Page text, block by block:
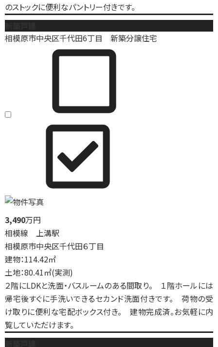
のストックに便利なパントリー付きです。
相模原市中央区千代田6丁目 新築分譲住宅
3,490万円
相模線 上溝駅
相模原市中央区千代田６丁目
建物：114.42㎡
土地：80.41㎡(実測)
２階にLDKと洗面・バスルームのある間取り。 １階ホールには
帰宅後すぐに手洗いできるセカンド洗面付きです。 荷物の受
け取りに便利な宅配ボックス付き。 建物完成済。お気軽に内
覧していただけます。